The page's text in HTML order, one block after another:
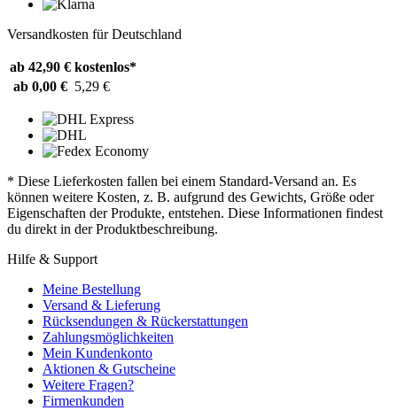
Versandkosten für Deutschland
ab 42,90 € kostenlos*
ab 0,00 € 5,29 €
* Diese Lieferkosten fallen bei einem Standard-Versand an. Es
können weitere Kosten, z. B. aufgrund des Gewichts, Größe oder
Eigenschaften der Produkte, entstehen. Diese Informationen findest
du direkt in der Produktbeschreibung.
Hilfe & Support
Meine Bestellung
Versand & Lieferung
Rücksendungen & Rückerstattungen
Zahlungsmöglichkeiten
Mein Kundenkonto
Aktionen & Gutscheine
Weitere Fragen?
Firmenkunden